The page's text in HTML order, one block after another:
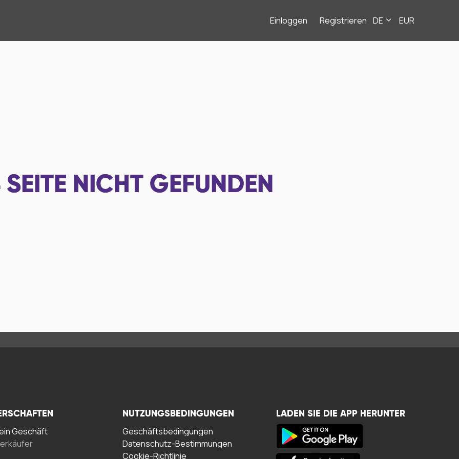
Einloggen Registrieren DE EUR
SEITE NICHT GEFUNDEN
Geschäft
NUTZUNGSBEDINGUNGEN
Geschäftsbedingungen
Datenschutz-Bestimmungen
Cookie-Richtlinie
LADEN SIE DIE APP HERUNTER